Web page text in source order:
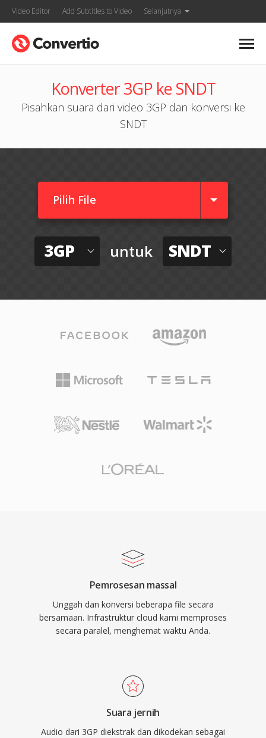
Video Editor Add Subtitles to Video Selanjutnya
Konverter 3GP ke SNDT
Pisahkan suara dari video 3GP dan konversi ke
SNDT
Pilih File
3GP untuk SNDT
Pemrosesan massal
Unggah dan konversi beberapa file secara
bersamaan. Infrastruktur cloud kami memproses
secara paralel, menghemat waktu Anda.
Suara jernih
Audio dari 3GP diekstrak dan dikodekan sebagai